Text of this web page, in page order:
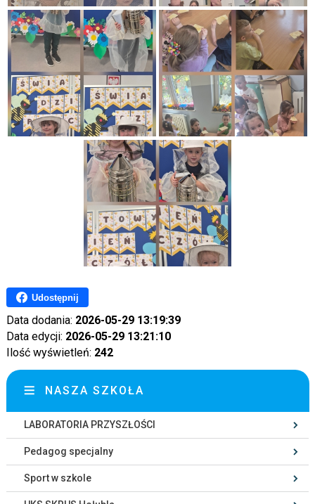
Udostępnij
Data dodania: 2026-05-29 13:19:39
Data edycji: 2026-05-29 13:21:10
Ilość wyświetleń: 242
NASZA SZKOŁA
LABORATORIA PRZYSZŁOŚCI
Pedagog specjalny
Sport w szkole